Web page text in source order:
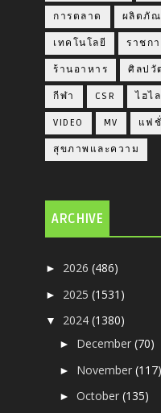
การตลาด ผลิตภั
เทคโนโลยี ราชก
ร้านอาหาร ศิลปวั
กีฬา CSR ไฮไ
VIDEO MV แฟ
สุขภาพและความ
ARCHIVE
► 2026(486)
► 2025(1531)
▼ 2024(1380)
► December(70)
► November(117)
►October(135)